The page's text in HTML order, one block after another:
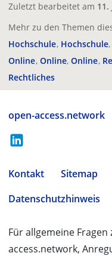
Zuletzt bearbeitet am 11.
Mehr zu den Themen
Hochschule Hochschule
Online Online Online
Rechtliches
open-access.network
Kontakt Sitemap
Datenschutzhinweis
Für allgemeine
access.network,